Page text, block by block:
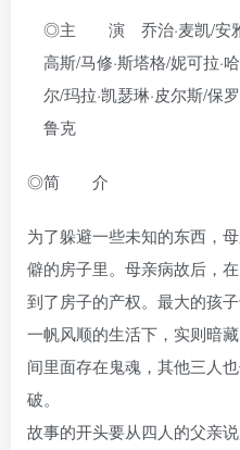
◎主 演 乔治·麦凯/安雅·
高斯/马修·斯塔格/妮可拉·
尔/玛拉·凯瑟琳·皮尔斯/保
鲁克
◎简 介
为了躲避一些未知的东西，
僻的房子里。母亲病故后，
到了房子的产权。最大的孩
一帆风顺的生活下，实则暗
间里面存在鬼魂，其他三人
破。
故事的开头要从四人的父亲